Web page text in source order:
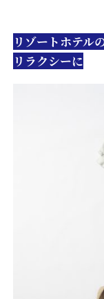
リゾートホテル
リラクシーに